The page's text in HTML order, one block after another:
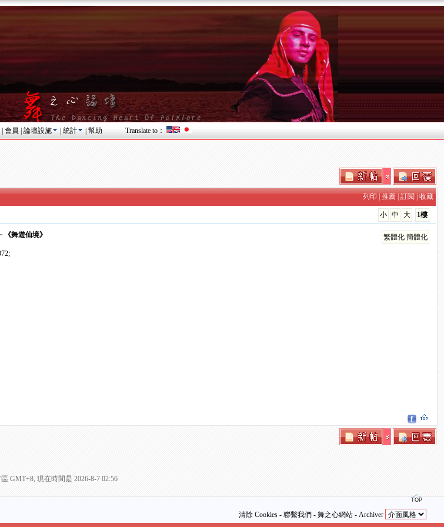
| 會員 論壇設施 統計 幫助 Translate to：
列印 |推薦 |訂閱 |收藏
1樓
大
中
小
繁體化 簡體化
舞遊仙境》
GMT+8, 現在時間是 2026-8-7 02:56
TOP
清除 Cookies - 聯繫我們 - 舞之心網站 - Archiver